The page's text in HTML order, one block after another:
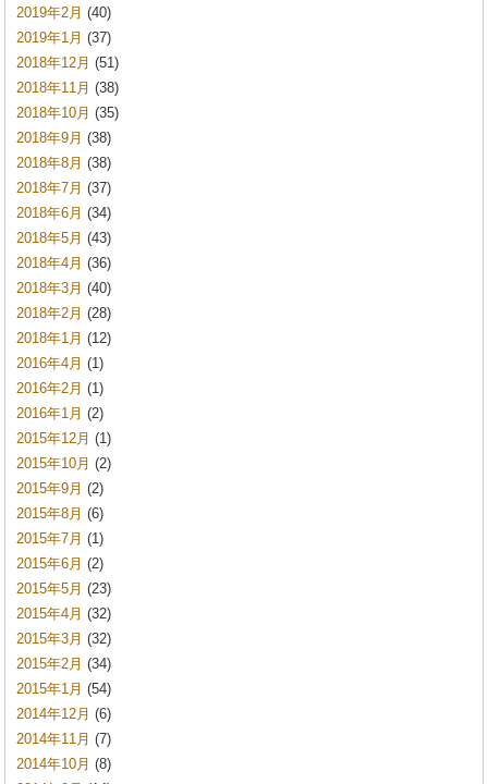
2019年2月 (40)
2019年1月 (37)
2018年12月 (51)
2018年11月 (38)
2018年10月 (35)
2018年9月 (38)
2018年8月 (38)
2018年7月 (37)
2018年6月 (34)
2018年5月 (43)
2018年4月 (36)
2018年3月 (40)
2018年2月 (28)
2018年1月 (12)
2016年4月 (1)
2016年2月 (1)
2016年1月 (2)
2015年12月 (1)
2015年10月 (2)
2015年9月 (2)
2015年8月 (6)
2015年7月 (1)
2015年6月 (2)
2015年5月 (23)
2015年4月 (32)
2015年3月 (32)
2015年2月 (34)
2015年1月 (54)
2014年12月 (6)
2014年11月 (7)
2014年10月 (8)